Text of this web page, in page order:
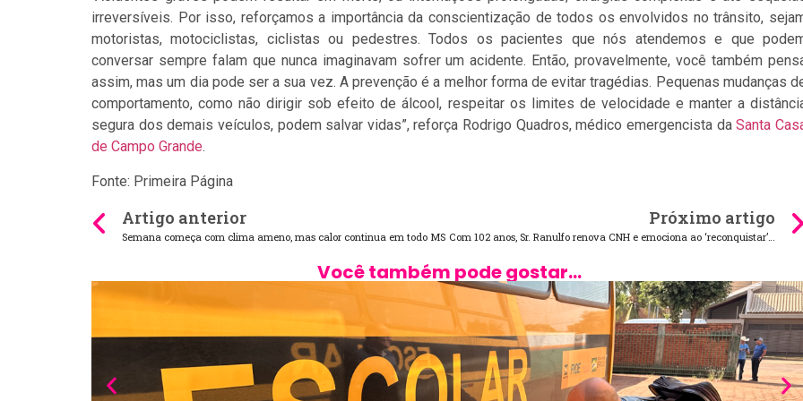
irreversíveis. Por isso, reforçamos a importância da conscientização de todos os envolvidos no trânsito,
motoristas, motociclistas, ciclistas ou pedestres. Todos os pacientes que nós atendemos e que
conversar sempre falam que nunca imaginavam sofrer um acidente. Então, provavelmente, você também
assim, mas um dia pode ser a sua vez. A prevenção é a melhor forma de evitar tragédias. Pequenas mudanças
comportamento, como não dirigir sob efeito de álcool, respeitar os limites de velocidade e manter a
segura dos demais veículos, podem salvar vidas”, reforça Rodrigo Quadros, médico emergencista daSanta
de Campo Grande.
Fonte: Primeira Página
Artigo anterior
Semana começa com clima ameno, mas calor continua em todo MS
Próximo artigo
Com 102 anos, Sr. Ranulfo renova CNH e emociona ao ‘reconquistar’ independência
Você também pode gostar...